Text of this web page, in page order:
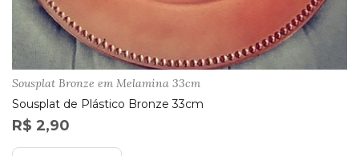
Sousplat Bronze em Melamina 33cm
Sousplat de Plástico Bronze 33cm
R$ 2,90